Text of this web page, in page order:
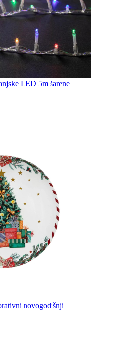
LED 5m šarene
novogodišnji